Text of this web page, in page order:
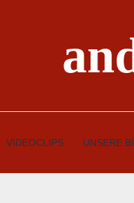
VIDEOCLIPS UNSERE